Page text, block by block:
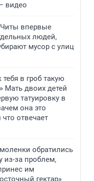
видео
впервые
людей,
мусор с улиц
тебя в гроб такую
Мать двоих детей
татуировку в
она это
отвечает
обратились
из-за проблем,
им
гектар»